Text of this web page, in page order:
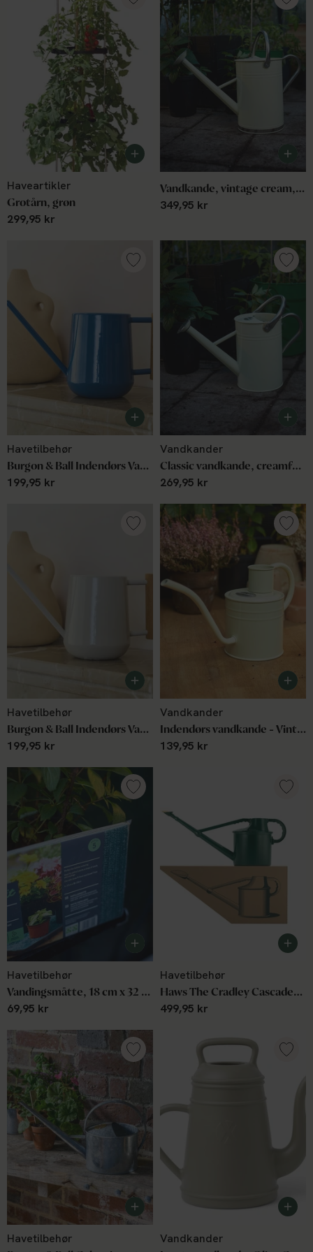
Haveartikler
Grotårn, grøn
299,95 kr
Vandkande, vintage cream, 9 L
349,95 kr
Havetilbehør
Burgon & Ball Indendørs Vandkande. Blå
199,95 kr
Vandkander
Classic vandkande, creamfarvet, 4,5 L
269,95 kr
Havetilbehør
Burgon & Ball Indendørs Vandkande Mushroom
199,95 kr
Vandkander
Indendørs vandkande - Vintage Cream 1 L
139,95 kr
Havetilbehør
Vandingsmåtte, 18 cm x 32 cm (5 stk)
69,95 kr
Havetilbehør
Haws The Cradley Cascader 7L grøn
499,95 kr
Havetilbehør Vandkander